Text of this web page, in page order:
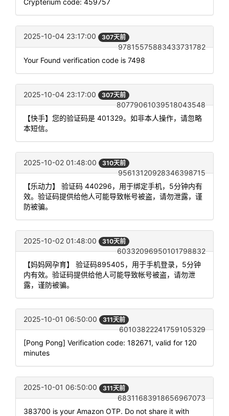
Crypterium code: 459757
2025-10-04 23:17:00 307天前
97815575883433731782
Your Found verification code is 7498
2025-10-04 23:17:00 307天前
80779061039518043548
【快手】您的验证码是 401329。如非本人操作，请忽略
本短信。
2025-10-02 01:48:00 310天前
95613120928346398715
【乐动力】 验证码 440296，用于绑定手机，5分钟内有
效。验证码提供给他人可能导致帐号被盗，请勿泄露，谨
防被骗。
2025-10-02 01:48:00 310天前
60332096950101798832
【妈妈网孕育】 验证码895405，用于手机登录，5分钟
内有效。验证码提供给他人可能导致帐号被盗，请勿泄
露，谨防被骗。
2025-10-01 06:50:00 311天前
60103822241759105329
[Pong Pong] Verification code: 182671, valid for 120
minutes
2025-10-01 06:50:00 311天前
68311683918656967073
383700 is your Amazon OTP. Do not share it with